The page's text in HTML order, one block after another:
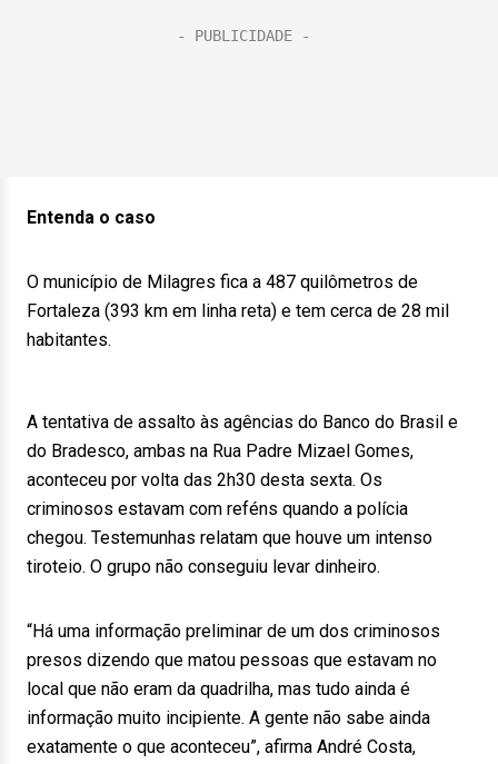
Entenda o caso
O município de Milagres fica a 487 quilômetros de
Fortaleza (393 km em linha reta) e tem cerca de 28 mil
habitantes.
A tentativa de assalto às agências do Banco do Brasil e
do Bradesco, ambas na Rua Padre Mizael Gomes,
aconteceu por volta das 2h30 desta sexta. Os
criminosos estavam com reféns quando a polícia
chegou. Testemunhas relatam que houve um intenso
tiroteio. O grupo não conseguiu levar dinheiro.
“Há uma informação preliminar de um dos criminosos
presos dizendo que matou pessoas que estavam no
local que não eram da quadrilha, mas tudo ainda é
informação muito incipiente. A gente não sabe ainda
exatamente o que aconteceu”, afirma André Costa,